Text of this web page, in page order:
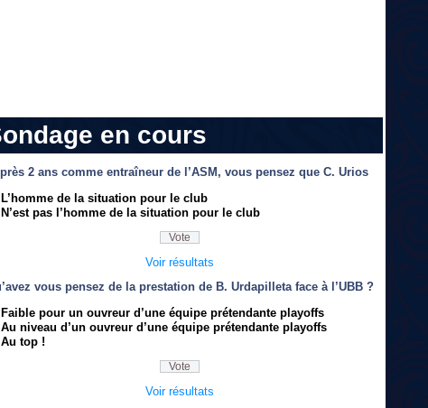
en cours
2 ans comme entraîneur de l’ASM, vous pensez que C. Urios
L’homme de la situation pour le club
N’est pas l’homme de la situation pour le club
Voir résultats
vous pensez de la prestation de B. Urdapilleta face à l’UBB ?
Faible pour un ouvreur d’une équipe prétendante playoffs
Au niveau d’un ouvreur d’une équipe prétendante playoffs
Au top !
Voir résultats